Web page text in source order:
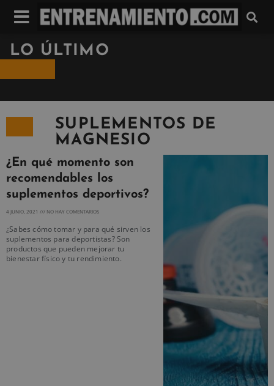
LO ÚLTIMO
SUPLEMENTOS DE
MAGNESIO
¿En qué momento son
recomendables los
suplementos deportivos?
4 JUNIO, 2021 NO HAY COMENTARIOS
¿Sabes cómo tomar y para qué sirven los
suplementos para deportistas? Son
productos que pueden mejorar tu
bienestar físico y tu rendimiento.